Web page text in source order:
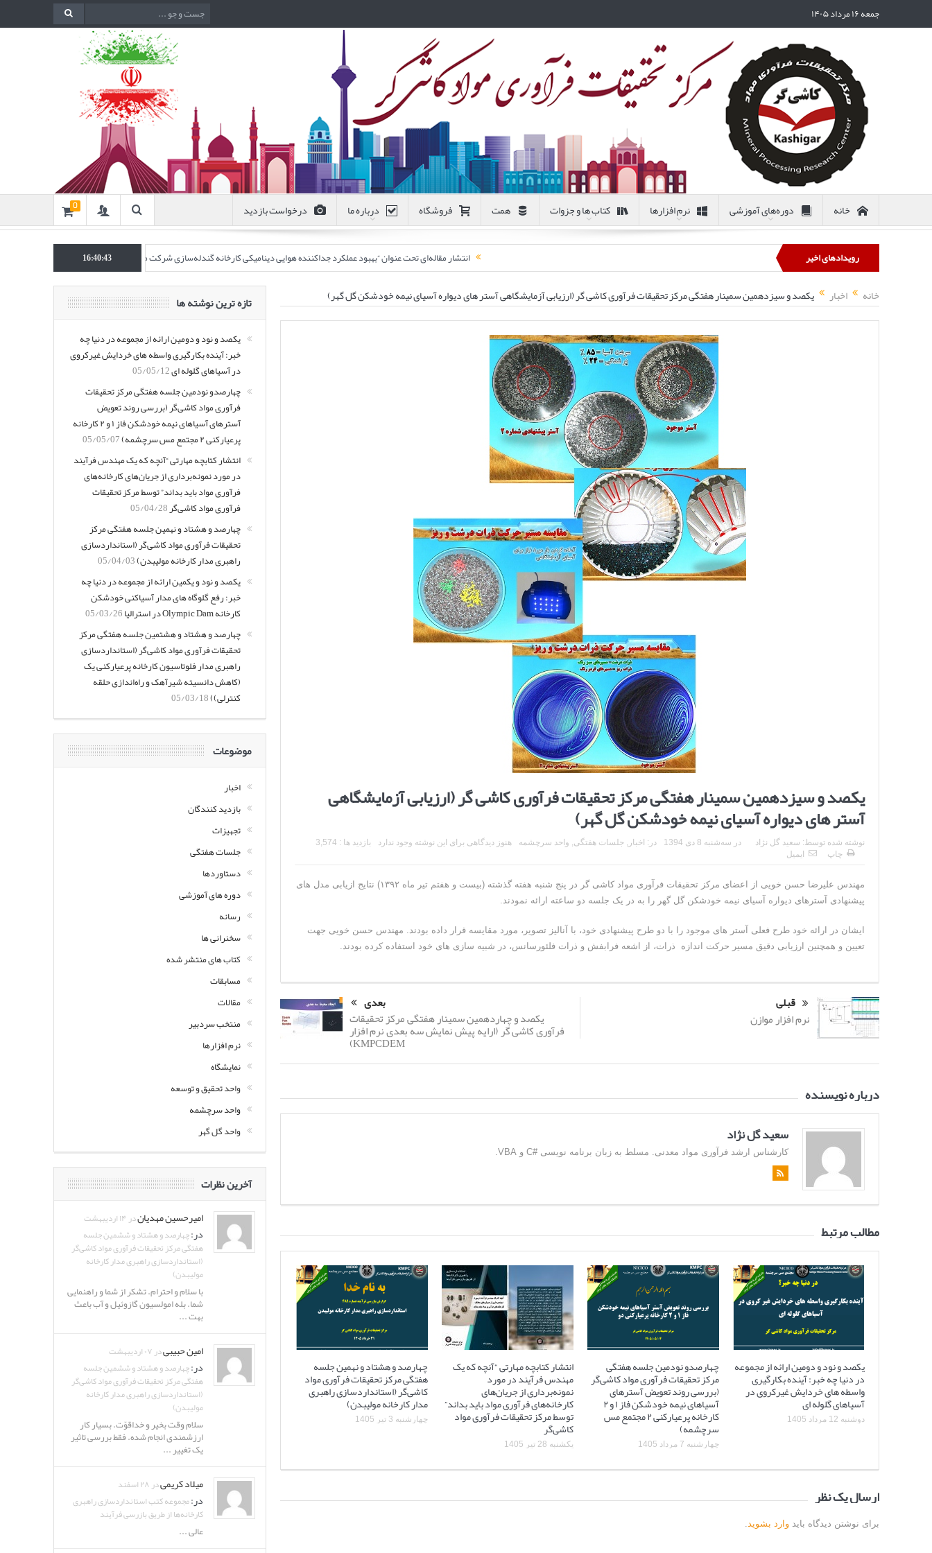
جمعه ۱۶ مرداد ۱۴۰۵
خانه دوره‌های آموزشی نرم افزارها کتاب ها و جزوات همت فروشگاه درباره ما درخواست بازدید 0
رویدادهای اخیر انتشار مقاله‌ای تحت عنوان “بهبود عملکرد جداکننده هوایی دینامیکی کارخانه گندله‌سازی شرکت معدنی و صنعتی گل‌گهر” در نشریه
16:40:44
خانه اخبار یکصد و سیزدهمین سمینار هفتگی مرکز تحقیقات فرآوری کاشی گر (ارزیابی آزمایشگاهی آستر های دیواره آسیای نیمه خودشکن گل گهر)
یکصد و سیزدهمین سمینار هفتگی مرکز تحقیقات فرآوری کاشی گر (ارزیابی آزمایشگاهی
آستر های دیواره آسیای نیمه خودشکن گل گهر)
نوشته شده توسط: سعید گل نژاد در سه‌شنبه 8 دی 1394 در: اخبار ,جلسات هفتگی, واحد سرچشمه هنوز دیدگاهی برای این نوشته وجود ندارد
بازدید ها : 3,574
چاپ
ایمیل
مهندس علیرضا حسن خویی از اعضای مرکز تحقیقات فرآوری مواد کاشی گر در پنج شنبه هفته گذشته (بیست و هفتم تیر ماه ۱۳۹۲) نتایج ازیابی مدل های
پیشنهادی آسترهای دیواره آسیای نیمه خودشکن گل گهر را به در یک جلسه دو ساعته ارائه نمودند.
ایشان در ارائه خود طرح فعلی آستر های موجود را با دو طرح پیشنهادی خود، با آنالیز تصویر، مورد مقایسه قرار داده بودند. مهندس حسن خویی جهت
تعیین و همچنین ارزیابی دقیق مسیر حرکت اندازه ذرات، از اشعه فرابفش و ذرات فلئورسانس، در شبیه سازی های خود استفاده کرده بودند.
قبلی
نرم افزار موازن
بعدی
یکصد و چهاردهمین سمینار هفتگی مرکز تحقیقات
فرآوری کاشی گر (ارایه پیش نمایش سه بعدی نرم افزار
KMPCDEM)
درباره نویسنده
سعید گل نژاد
کارشناس ارشد فرآوری مواد معدنی. مسلط به زبان برنامه نویسی #C و VBA.
مطالب مرتبط
یکصد و نود و دومین ارائه از مجموعه
در دنیا چه خبر: آینده بکارگیری
واسطه های خردایش غیرکروی در
آسیاهای گلوله ای
دوشنبه 12 مرداد 1405
چهارصدو نودمین جلسه هفتگی
مرکز تحقیقات فرآوری مواد کاشی‌گر
(بررسی روند تعویض آسترهای
آسیاهای نیمه خودشکن فاز ۱ و ۲
کارخانه پرعیارکنی ۲ مجتمع مس
سرچشمه)
چهارشنبه 7 مرداد 1405
انتشار کتابچه مهارتی “آنچه که یک
مهندس فرآیند در مورد
نمونه‌برداری از جریان‌های
کارخانه‌های فرآوری مواد باید بداند”
توسط مرکز تحقیقات فرآوری مواد
کاشی‌گر
یکشنبه 28 تیر 1405
چهارصد و هشتاد و نهمین جلسه
هفتگی مرکز تحقیقات فرآوری مواد
کاشی‌گر (استانداردسازی راهبری
مدار کارخانه مولیبدن)
چهارشنبه 3 تیر 1405
ارسال یک نظر
برای نوشتن دیدگاه بایدوارد بشوید
تازه ترین نوشته ها
یکصد و نود و دومین ارائه از مجموعه در دنیا چه
خبر: آینده بکارگیری واسطه های خردایش غیرکروی
در آسیاهای گلوله ای05/05/12
چهارصدو نودمین جلسه هفتگی مرکز تحقیقات
فرآوری مواد کاشی‌گر (بررسی روند تعویض
آسترهای آسیاهای نیمه خودشکن فاز ۱ و ۲ کارخانه
پرعیارکنی ۲ مجتمع مس سرچشمه)
05/05/07
انتشار کتابچه مهارتی “آنچه که یک مهندس فرآیند
در مورد نمونه‌برداری از جریان‌های کارخانه‌های
فرآوری مواد باید بداند” توسط مرکز تحقیقات
فرآوری مواد کاشی‌گر05/04/28
چهارصد و هشتاد و نهمین جلسه هفتگی مرکز
تحقیقات فرآوری مواد کاشی‌گر (استانداردسازی
راهبری مدار کارخانه مولیبدن)05/04/03
یکصد و نود و یکمین ارائه از مجموعه در دنیا چه
خبر: رفع گلوگاه های مدار آسیاکنی خودشکن
کارخانه Olympic Dam در استرالیا
05/03/26
چهارصد و هشتاد و هشتمین جلسه هفتگی مرکز
تحقیقات فرآوری مواد کاشی‌گر (استانداردسازی
راهبری مدار فلوتاسیون کارخانه پرعیارکنی یک
(کاهش دانسیته شیرآهک و راه‌اندازی حلقه
کنترلی))05/03/18
موضوعات
اخبار
بازدید کنندگان
تجهیزات
جلسات هفتگی
دستاوردها
دوره های آموزشی
رسانه
سخنرانی ها
کتاب های منتشر شده
مسابقات
مقالات
منتخب سردبیر
نرم افزارها
نمایشگاه
واحد تحقیق و توسعه
واحد سرچشمه
واحد گل گهر
آخرین نظرات
امیرحسین مهدیاندر ۱۴ اردیبهشت
در:چهارصد و هشتاد و ششمین جلسه
هفتگی مرکز تحقیقات فرآوری مواد کاشی‌گر
(استانداردسازی راهبری مدار کارخانه
مولیبدن)
با سلام و احترام. تشکر از شما و راهنمایی
شما. بله امولسیون گازوئیل و آب باعث
بهت ...
امین حبیبیدر ۰۷ اردیبهشت
در:چهارصد و هشتاد و ششمین جلسه
هفتگی مرکز تحقیقات فرآوری مواد کاشی‌گر
(استانداردسازی راهبری مدار کارخانه
مولیبدن)
سلام وقت بخیر و خداقوّت. بسیار کار
ارزشمندی انجام شده. فقط بررسی تاثیر
یک تغییر ...
میلاد کریمیدر ۲۸ اسفند
در:مجموعه کتب استانداردسازی راهبری
کارخانه‌ها از طریق بازرسی فرآیند
عالی ...